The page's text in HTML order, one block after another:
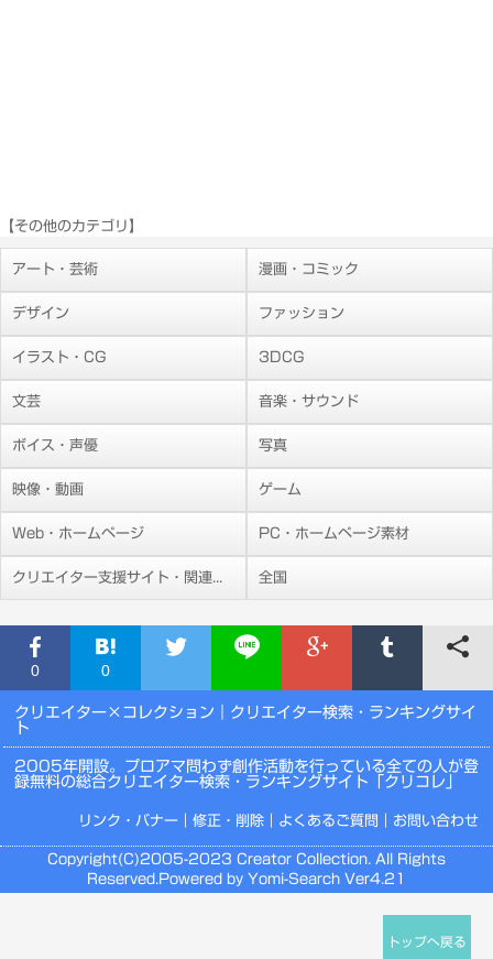
【その他のカテゴリ】
アート・芸術 漫画・コミック
デザイン ファッション
イラスト・CG 3DCG
文芸 音楽・サウンド
ボイス・声優 写真
映像・動画 ゲーム
Web・ホームページ PC・ホームページ素材
クリエイター支援サイト・関連施設 全国
0 0
クリエイター×コレクション ｜クリエイター検索・ランキングサイ
ト
2005年開設。プロアマ問わず創作活動を行っている全ての人が登
録無料の総合クリエイター検索・ランキングサイト「クリコレ」
リンク・バナー 修正・削除 よくあるご質問 お問い合わせ
Copyright(C)2005-2023 Creator Collection. All Rights
Reserved.Powered by Yomi-Search Ver4.21
トップへ戻る